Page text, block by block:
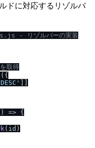
ドに対応するリゾルバ
- リゾルバーの実装
取得
({
=> {
(id)